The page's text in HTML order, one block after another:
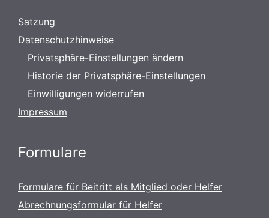
Satzung
Datenschutzhinweise
Privatsphäre-Einstellungen ändern
Historie der Privatsphäre-Einstellungen
Einwilligungen widerrufen
Impressum
Formulare
Formulare für Beitritt als Mitglied oder Helfer
Abrechnungsformular für Helfer